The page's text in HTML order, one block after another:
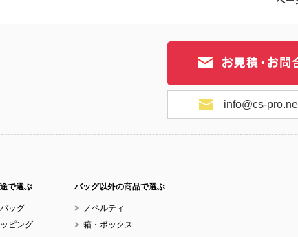
No.1-080 No.1-
No.1-078
info@cs-
で選ぶ
ッグ
ピング
バッグ以外の商品で選ぶ
ノベルティ
箱・ボックス